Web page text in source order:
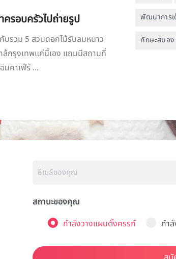
รอบครัวไปถ่ายรูป
รวม 5 สวนดอกไม้รับลมหนาว
ล้กรุงเทพแค่นี้เอง แถมมีสถานที่
นคาเฟ่ร้ ...
พัฒนาการ
ทักษะสมอง
สถานะของคุณ
กำลังวางแผนตั้งครรภ์
กำ